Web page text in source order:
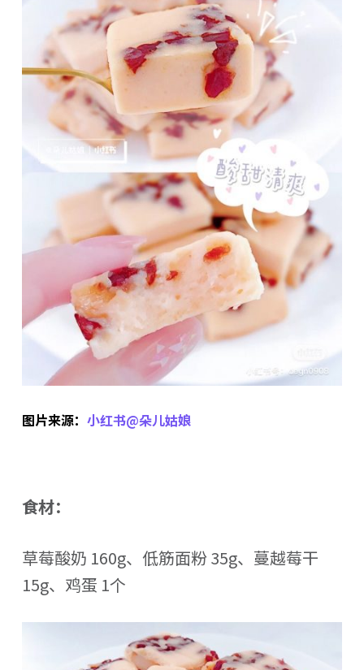
图片来源： 小红书@朵儿姑娘
食材：
草莓酸奶 160g、低筋面粉 35g、蔓越莓干
15g、鸡蛋 1个